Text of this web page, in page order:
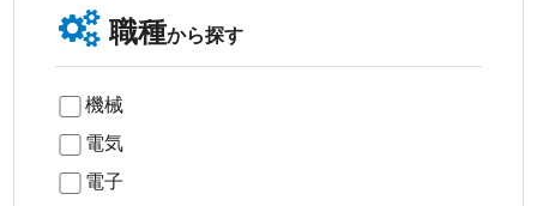
職種から探す
機械
電気
電子